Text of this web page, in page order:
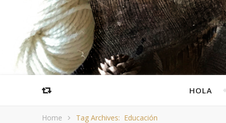
HOLA
Home Tag Archives: Educación